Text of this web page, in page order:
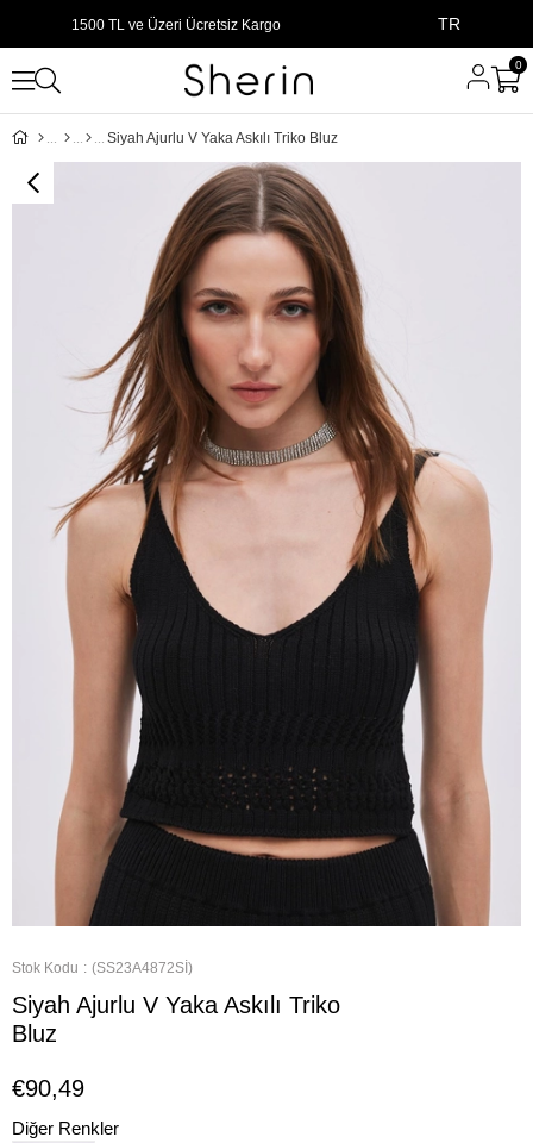
1500 TL ve Üzeri Ücretsiz Kargo TR
0
Siyah Ajurlu V Yaka Askılı Triko Bluz
Stok Kodu (SS23A4872Sİ)
Siyah Ajurlu V Yaka Askılı Triko
Bluz
€90,49
Diğer Renkler